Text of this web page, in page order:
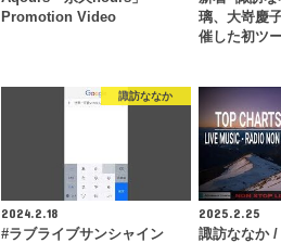
Promotion Video
璃、大嵜慶
催した初ツ
諏訪ななか
2024.2.18
#ラブライブサンシャイン
2025.2.25
諏訪ななか /